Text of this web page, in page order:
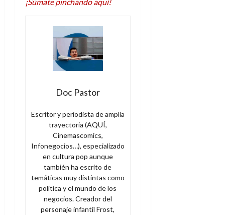
Doc Pastor
Escritor y periodista de amplia
trayectoria (AQUÍ,
Cinemascomics,
Infonegocios…), especializado
en cultura pop aunque
también ha escrito de
temáticas muy distintas como
política y el mundo de los
negocios. Creador del
personaje infantil Frost,